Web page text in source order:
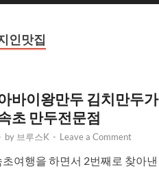
인맛집
바이왕만두 김치만두가
초 만두전문점
by 브루스K - Leave a Comment
여행을 하면서 2번째로 찾아낸